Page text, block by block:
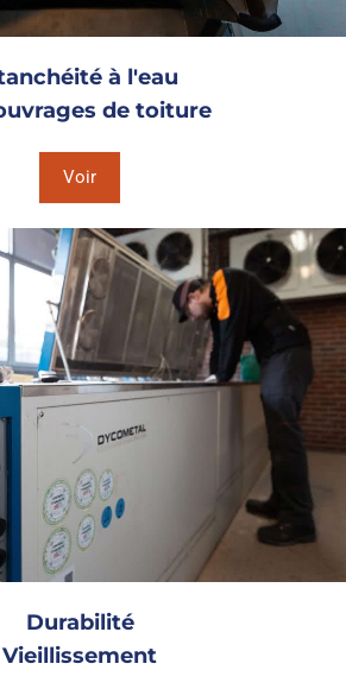
à l'eau
de toiture
Voir
Durabilité
Vieillissement